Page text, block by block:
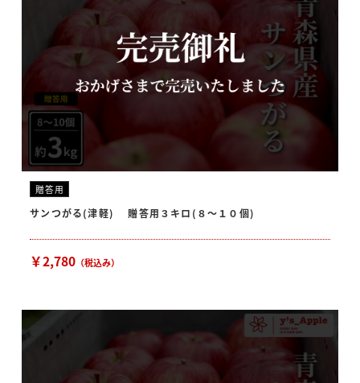
贈答用
サンつがる(津軽) 贈答用３キロ(８〜１０個)
￥2,780 （税込み）